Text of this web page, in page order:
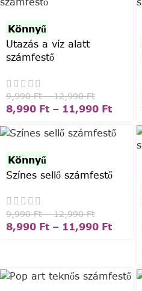
Könnyű
Utazás a víz alatt
számfestő
9,990Ft – 12,990Ft
8,990 Ft – 11,990 Ft
Könnyű
Színes sellő számfestő
9,990Ft – 12,990Ft
8,990 Ft – 11,990 Ft